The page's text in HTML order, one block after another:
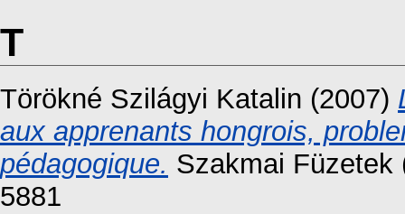
T
Törökné Szilágyi Katalin (2007)
aux apprenants hongrois,
pédagogique. Szakmai Füzetek
5881